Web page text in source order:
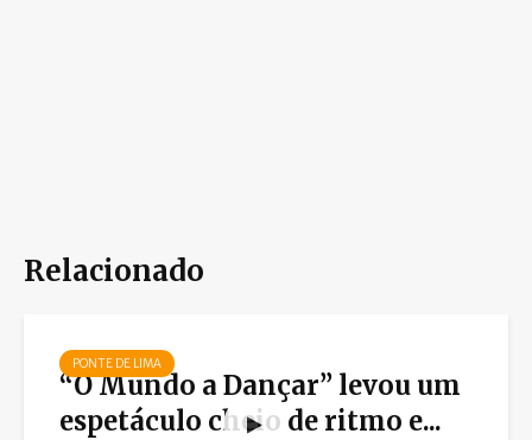
Relacionado
PONTE DE LIMA
“O Mundo a Dançar” levou um
espetáculo cheio de ritmo e...